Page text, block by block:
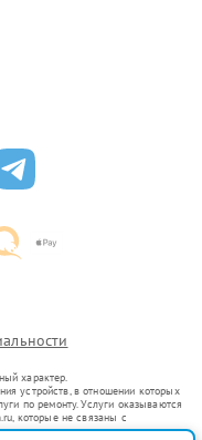
характер.
устройств, в отношении которых
по ремонту. Услуги оказываются
которые не связаны с
представителями.